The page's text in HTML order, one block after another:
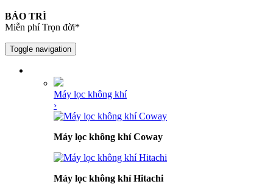
BẢO TRÌ
Miễn phí Trọn đời*
Toggle navigation
Máy lọc không khí
›
Máy lọc không khí Coway
Máy lọc không khí Hitachi